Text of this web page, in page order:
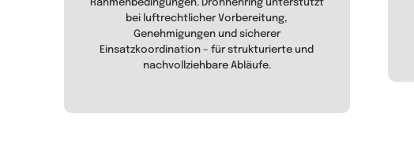
Rahmenbedingungen. Drohnenring unterstützt
bei luftrechtlicher Vorbereitung,
Genehmigungen und sicherer
Einsatzkoordination – für strukturierte und
nachvollziehbare Abläufe.